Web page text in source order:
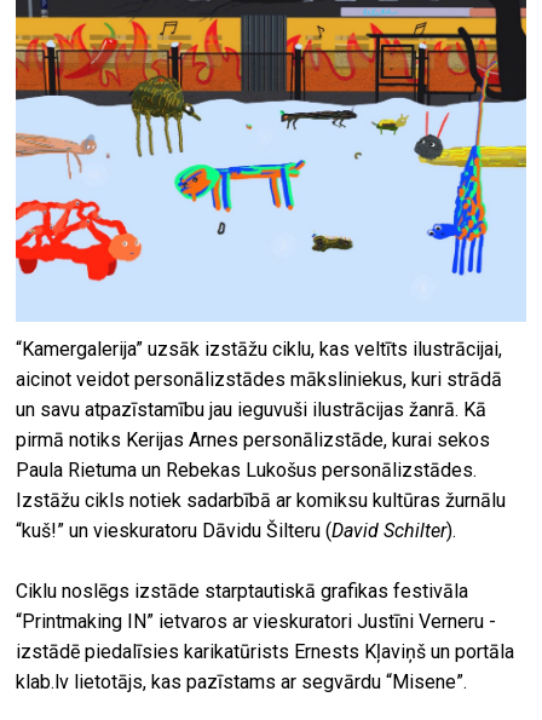
“Kamergalerija” uzsāk izstāžu ciklu, kas veltīts ilustrācijai,
aicinot veidot personālizstādes māksliniekus, kuri strādā
un savu atpazīstamību jau ieguvuši ilustrācijas žanrā. Kā
pirmā notiks Kerijas Arnes personālizstāde, kurai sekos
Paula Rietuma un Rebekas Lukošus personālizstādes.
Izstāžu cikls notiek sadarbībā ar komiksu kultūras žurnālu
“kuš!” un vieskuratoru Dāvidu Šilteru (David Schilter).
Ciklu noslēgs izstāde starptautiskā grafikas festivāla
“Printmaking IN” ietvaros ar vieskuratori Justīni Verneru -
izstādē piedalīsies karikatūrists Ernests Kļaviņš un portāla
klab.lv lietotājs, kas pazīstams ar segvārdu “Misene”.